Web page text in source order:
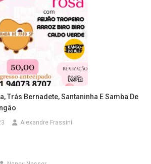
Trás Bernadete, Santaninha E Samba De
Alexandre Frassini